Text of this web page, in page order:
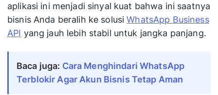
aplikasi ini menjadi sinyal kuat bahwa ini saatnya
bisnis Anda beralih ke solusiWhatsApp Business
API yang jauh lebih stabil untuk jangka panjang.
Baca juga: Cara Menghindari WhatsApp
Terblokir Agar Akun Bisnis Tetap Aman